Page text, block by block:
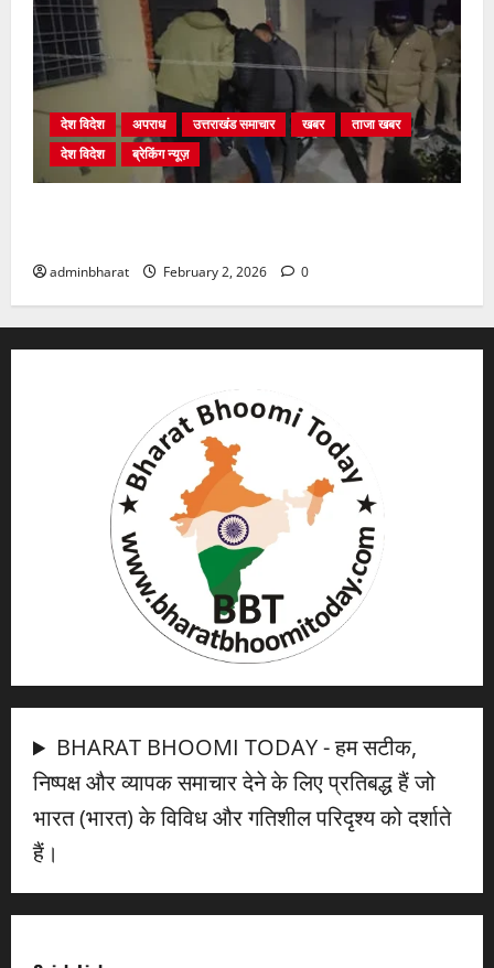
देश विदेश अपराध उत्तराखंड समाचार खबर
ताजा खबर
देश विदेश
ब्रेकिंग न्यूज़
adminbharat February 2, 2026 0
BHARAT BHOOMI TODAY - हम सटीक,
निष्पक्ष और व्यापक समाचार देने के लिए प्रतिबद्ध हैं जो
भारत (भारत) के विविध और गतिशील परिदृश्य को दर्शाते
हैं।